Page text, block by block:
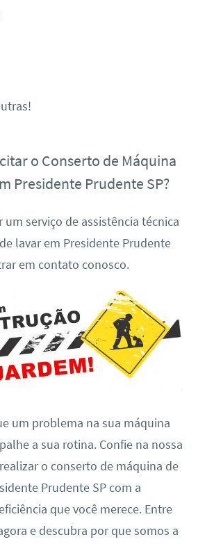
o Conserto de Máquina
Presidente Prudente SP?
um serviço de assistência técnica
lavar em Presidente Prudente
em contato conosco.
um problema na sua máquina
a sua rotina. Confie na nossa
o conserto de máquina de
Prudente SP com a
que você merece. Entre
e descubra por que somos a